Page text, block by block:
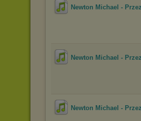
Newton Michael -
Newton Michael -
Newton Michael -